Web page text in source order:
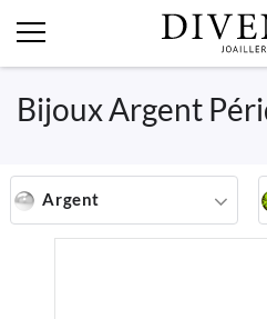
Bijoux Argent
Argent